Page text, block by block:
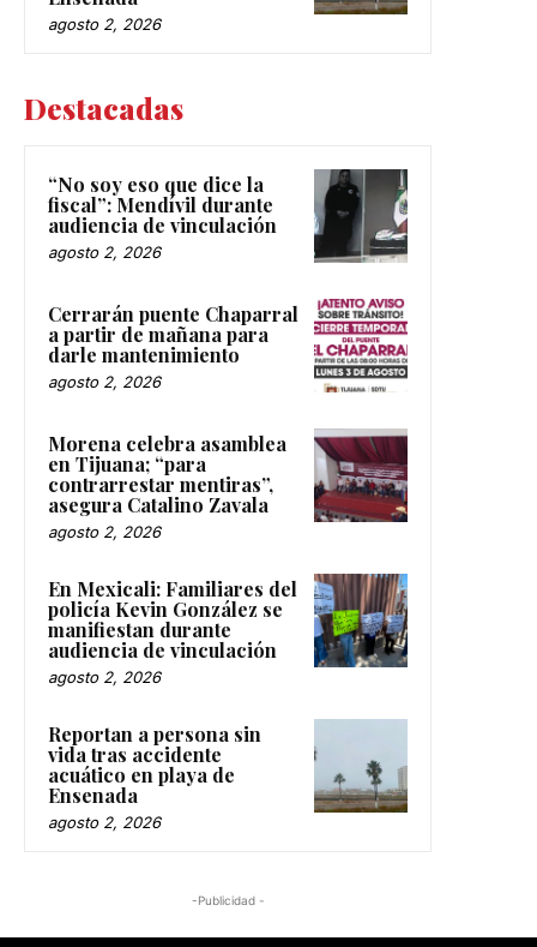
agosto 2, 2026
Destacadas
“No soy eso que dice la
fiscal”: Mendívil durante
audiencia de vinculación
agosto 2, 2026
Cerrarán puente Chaparral
a partir de mañana para
darle mantenimiento
agosto 2, 2026
Morena celebra asamblea
en Tijuana; “para
contrarrestar mentiras”,
asegura Catalino Zavala
agosto 2, 2026
En Mexicali: Familiares del
policía Kevin González se
manifiestan durante
audiencia de vinculación
agosto 2, 2026
Reportan a persona sin
vida tras accidente
acuático en playa de
Ensenada
agosto 2, 2026
-Publicidad -